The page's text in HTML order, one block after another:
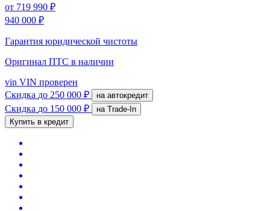
от 719 990 ₽
940 000 ₽
Гарантия юридической чистоты
Оригинал ПТС в наличии
vin VIN проверен
Скидка до 250 000 ₽ на автокредит
Скидка до 150 000 ₽
на Trade-In
Купить в кредит